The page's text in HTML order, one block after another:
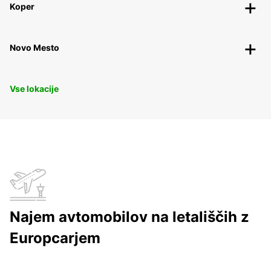
Koper
Novo Mesto
Vse lokacije
Najem avtomobilov na letališčih z
Europcarjem